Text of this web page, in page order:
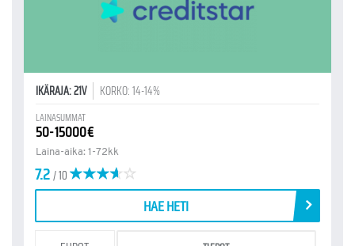
IKÄRAJA: 21V KORKO: 14-14%
LAINASUMMAT
50-15000€
Laina-aika: 1-72kk
7.2/ 10
HAE HETI